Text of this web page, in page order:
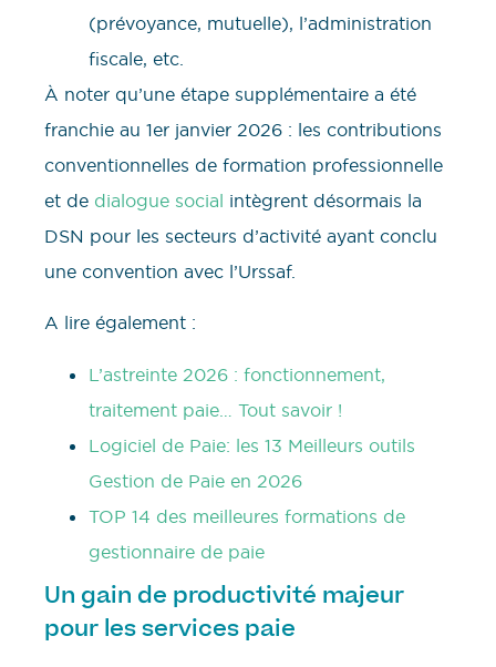
(prévoyance, mutuelle), l’administration
fiscale, etc.
À noter qu’une étape supplémentaire a été
franchie au 1er janvier 2026 : les contributions
conventionnelles de formation professionnelle
et de dialogue social intègrent désormais la
DSN pour les secteurs d’activité ayant conclu
une convention avec l’Urssaf.
A lire également :
L’astreinte 2026 : fonctionnement,
traitement paie… Tout savoir !
Logiciel de Paie: les 13 Meilleurs outils
Gestion de Paie en 2026
TOP 14 des meilleures formations de
gestionnaire de paie
Un gain de productivité majeur
pour les services paie